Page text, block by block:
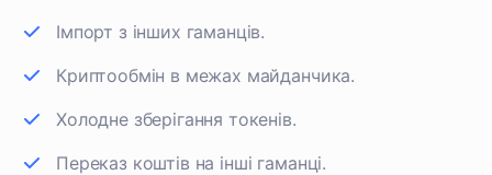
Імпорт з інших гаманців.
Криптообмін в межах майданчика.
Холодне зберігання токенів.
Переказ коштів на інші гаманці.